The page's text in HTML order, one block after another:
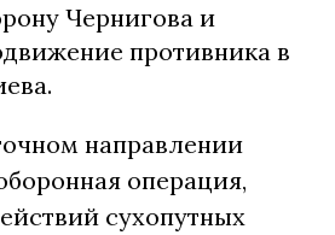
Чернигова и
противника в
направлении
операция,
сухопутных